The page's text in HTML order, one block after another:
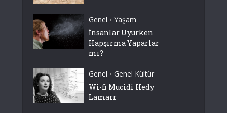
Genel • Yaşam
İnsanlar Uyurken
Hapşırma Yaparlar
mı?
Genel • Genel Kültür
Wi-fi Mucidi Hedy
Lamarr